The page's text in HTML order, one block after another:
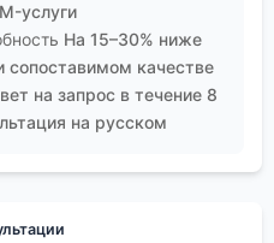
услуги
На 15–30% ниже
сопоставимом качестве
на запрос в течение 8
на русском